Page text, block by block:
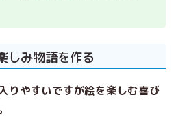
しみ物語を作る
りやすいですが絵を楽しむ喜び